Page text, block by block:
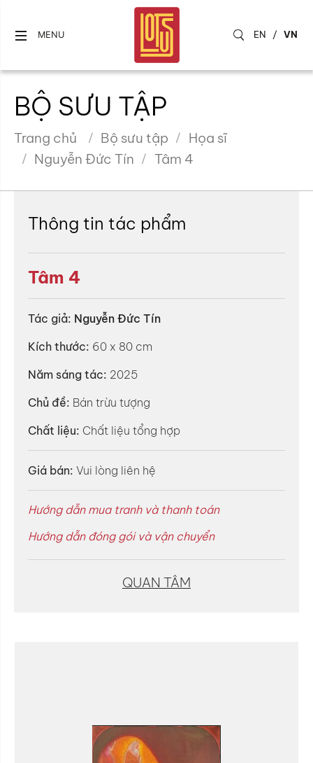
MENU EN / VN
BỘ SƯU TẬP
Trang chủ Bộ sưu tập
Họa sĩ
Nguyễn Đức Tín
Tâm 4
Thông tin tác phẩm
Tâm 4
Tác giả: Nguyễn Đức Tín
Kích thước: 60 x 80 cm
Năm sáng tác: 2025
Chủ đề: Bán trừu tượng
Chất liệu: Chất liệu tổng hợp
Giá bán: Vui lòng liên hệ
Hướng dẫn mua tranh và thanh toán
Hướng dẫn đóng gói và vận chuyển
QUAN TÂM